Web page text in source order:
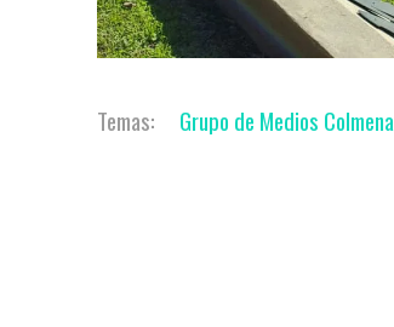
Grupo de Medios Colmena